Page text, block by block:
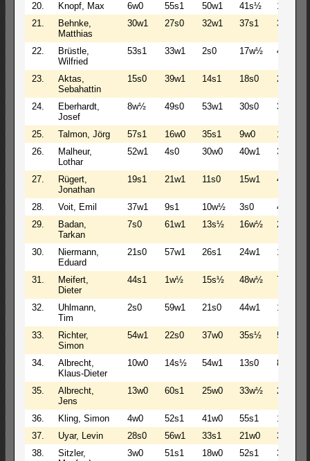
20. Knopf, Max 6w0 55s1 50w1 41s½
12s0
21.
Behnke,
Matthias
30w1 27s0 32w1 37s1 3w0
22.
Brüstle,
Wilfried
53s1 33w1 2s0 17w½ 42s½
23.
Aktas,
Sebahattin
15s0 39w1 14s1 18s0 29w½
24.
Eberhardt,
Josef
8w½ 49s0 53w1 30s0 35w1
25. Talmon, Jörg 57s1 16w0 35s1 9w0
19s0
26.
Malheur,
Lothar
52w1 4s0 30w0 40w1 39s1
27.
Rügert,
Jonathan
19s1 21w1 11s0 15w1 4w0
28. Voit, Emil 37w1 9s1 10w½ 3s0
41w1
29.
Badan,
Tarkan
7s0 61w1 13s½ 16w½ 23s½
30.
Niermann,
Eduard
21s0 57w1 26s1 24w1 11s0
31.
Meifert,
Dieter
44s1 1w½ 15s½ 48w½ 7s½
32.
Uhlmann,
Tim
2s0 59w1 21s0 44w1 16s½
33.
Richter,
Simon
54w1 22s0 37w0 35s½ 53w1
34.
Albrecht,
Klaus-Dieter
10w0 14s½ 54w1 13s0 8w0
35.
Albrecht,
Jens
13w0 60s1 25w0 33w½ 24s0
36. Kling, Simon 4w0 52s1 41w0 55s1
15s0
37.
Uyar, Levin 28s0 56w1 33s1 21w0
38s0
38.
Sitzler,
3w0 51s1 18w0 52s1 37w1